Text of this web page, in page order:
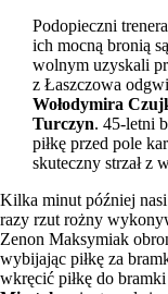
Podopieczni
ich mocną bronią
wolnym uzyskali
z Łaszczowa
Wołodymira
Turczyn. 45-letni
piłkę przed pole
skuteczny strzał z
Kilka minut później
razy rzut rożny
Zenon Maksymiak
wybijając piłkę za
wkręcić piłkę do